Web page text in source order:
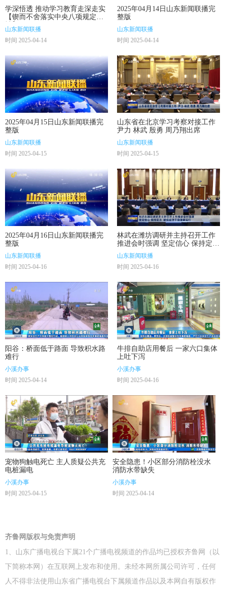
学深悟透 推动学习教育走深走实
【锲而不舍落实中央八项规定精
神】
山东新闻联播
时间 2025-04-14
2025年04月14日山东新闻联播完
整版
山东新闻联播
时间 2025-04-14
2025年04月15日山东新闻联播完
整版
山东新闻联播
时间 2025-04-15
山东省在北京学习考察对接工作
尹力 林武 殷勇 周乃翔出席
山东新闻联播
时间 2025-04-15
2025年04月16日山东新闻联播完
整版
山东新闻联播
时间 2025-04-16
林武在潍坊调研并主持召开工作
推进会时强调 坚定信心 保持定力
确保经济平稳健康运行
山东新闻联播
时间 2025-04-16
阳谷：桥面低于路面 导致积水路
难行
小溪办事
时间 2025-04-14
牛排自助店用餐后 一家六口集体
上吐下泻
小溪办事
时间 2025-04-16
宠物狗触电死亡 主人质疑公共充
电桩漏电
小溪办事
时间 2025-04-15
安全隐患！小区部分消防栓没水
消防水带缺失
小溪办事
时间 2025-04-14
齐鲁网版权与免责声明
1、山东广播电视台下属21个广播电视频道的作品均已授权齐鲁网（以
下简称本网）在互联网上发布和使用。未经本网所属公司许可，任何
人不得非法使用山东省广播电视台下属频道作品以及本网自有版权作